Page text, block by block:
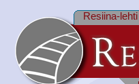
Resiina-lehti